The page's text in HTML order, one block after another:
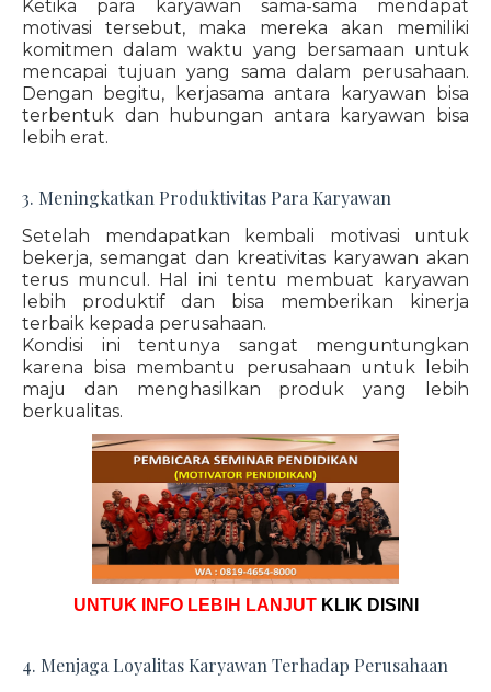
Ketika para karyawan sama-sama mendapat
motivasi tersebut, maka mereka akan memiliki
komitmen dalam waktu yang bersamaan untuk
mencapai tujuan yang sama dalam perusahaan.
Dengan begitu, kerjasama antara karyawan bisa
terbentuk dan hubungan antara karyawan bisa
lebih erat.
3. Meningkatkan Produktivitas Para Karyawan
Setelah mendapatkan kembali motivasi untuk
bekerja, semangat dan kreativitas karyawan akan
terus muncul. Hal ini tentu membuat karyawan
lebih produktif dan bisa memberikan kinerja
terbaik kepada perusahaan.
Kondisi ini tentunya sangat menguntungkan
karena bisa membantu perusahaan untuk lebih
maju dan menghasilkan produk yang lebih
berkualitas.
UNTUK INFO LEBIH LANJUT KLIK DISINI
4. Menjaga Loyalitas Karyawan Terhadap Perusahaan